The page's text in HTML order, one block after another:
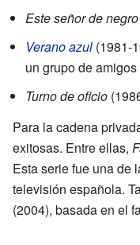
Este señor de negro
Verano azul (1981-
un grupo de
Turno de oficio
Para la cadena
exitosas. Entre ellas,
Esta serie fue una de
televisión española.
(2004), basada en el